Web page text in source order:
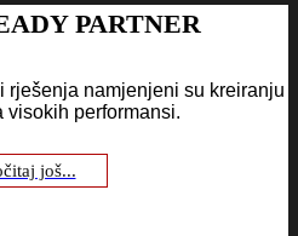
PARTNER
rješenja namjenjeni su kreiranju
visokih performansi.
još...